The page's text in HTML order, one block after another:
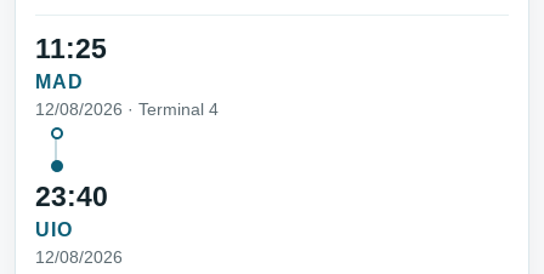
11:25
MAD
12/08/2026 · Terminal 4
23:40
UIO
12/08/2026